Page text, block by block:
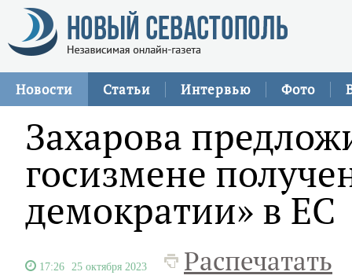
Новости Статьи Интервью Фото
Захарова
госизмене
демократии» в ЕС
17:26 25 октября 2023 Распечатать